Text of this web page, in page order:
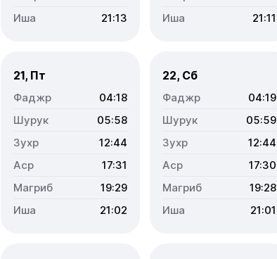
21:13
21:11
21, Пт
04:18
05:58
12:44
17:31
19:29
21:02
22, Сб
04:19
05:59
12:44
17:30
19:28
21:01